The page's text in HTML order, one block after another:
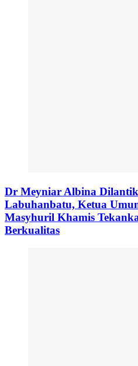
Dr Meyniar Albina
Labuhanbatu, Ketua
Masyhuril Khamis
Berkualitas